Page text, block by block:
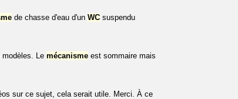
de chasse d'eau d'un WC suspendu
modèles. Le mécanisme est sommaire mais
sur ce sujet, cela serait utile. Merci. À ce